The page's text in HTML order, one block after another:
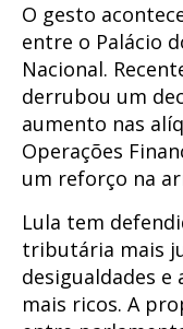
O gesto
entre o Palácio
Nacional.
derrubou um
aumento nas
Operações
um reforço na
Lula tem
tributária mais
desigualdades
mais ricos. A